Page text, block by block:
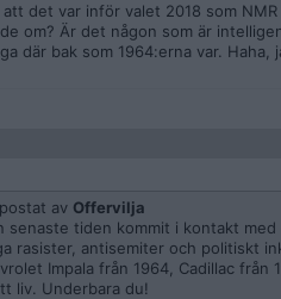
det var inför valet 2018 som
om? Är det någon som är
där bak som 1964:erna var.
av Offervilja
senaste tiden kommit i kontakt
rasister, antisemiter och politiskt
Impala från 1964, Cadillac
liv. Underbara du!